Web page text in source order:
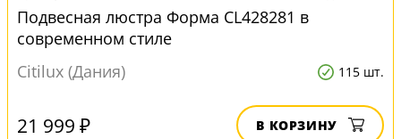
Подвесная люстра Форма CL428281 в
современном стиле
Citilux (Дания)
115 шт.
21 999 ₽ В КОРЗИНУ